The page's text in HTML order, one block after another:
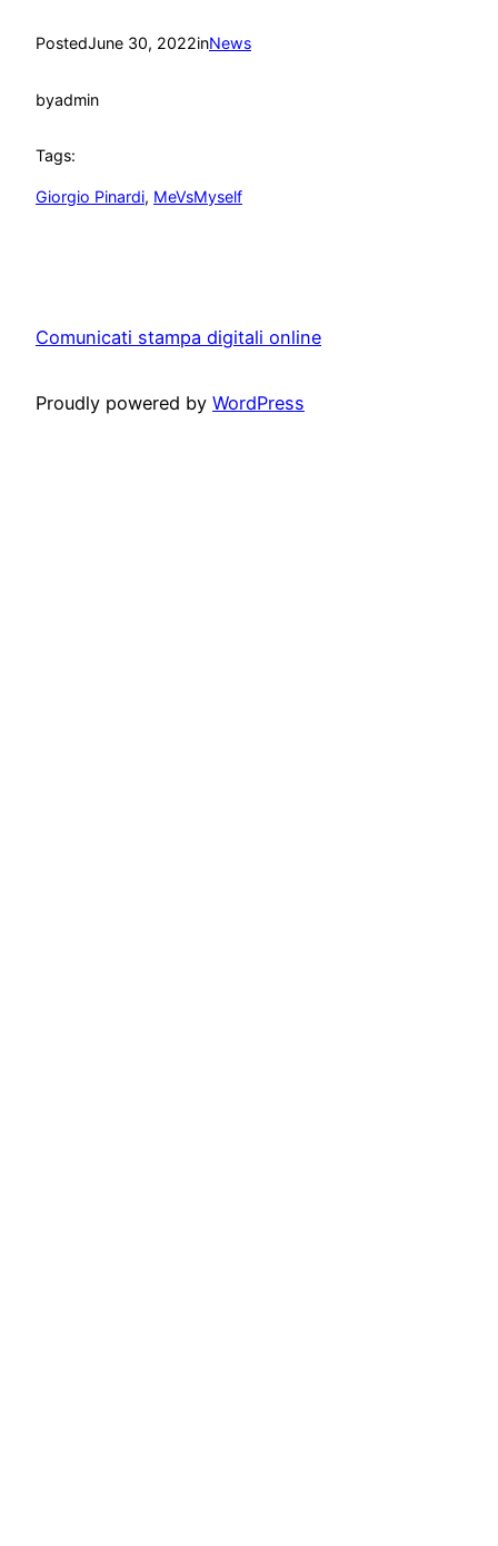
PostedJune 30, 2022inNews
byadmin
Tags:
Giorgio Pinardi, MeVsMyself
Comunicati stampa digitali online
Proudly powered by WordPress